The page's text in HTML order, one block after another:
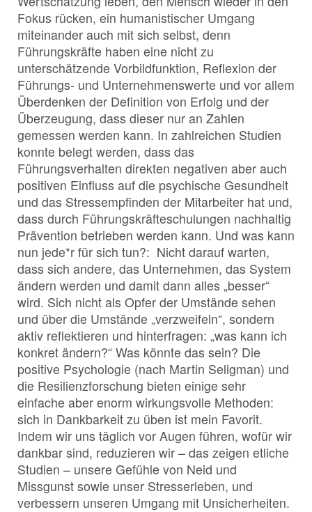
Fokus rücken, ein humanistischer Umgang
miteinander auch mit sich selbst, denn
Führungskräfte haben eine nicht zu
unterschätzende Vorbildfunktion, Reflexion der
Führungs- und Unternehmenswerte und vor allem
Überdenken der Definition von Erfolg und der
Überzeugung, dass dieser nur an Zahlen
gemessen werden kann. In zahlreichen Studien
konnte belegt werden, dass das
Führungsverhalten direkten negativen aber auch
positiven Einfluss auf die psychische Gesundheit
und das Stressempfinden der Mitarbeiter hat und,
dass durch Führungskräfteschulungen nachhaltig
Prävention betrieben werden kann. Und was kann
nun jede*r für sich tun?: Nicht darauf warten,
dass sich andere, das Unternehmen, das System
ändern werden und damit dann alles „besser“
wird. Sich nicht als Opfer der Umstände sehen
und über die Umstände „verzweifeln“, sondern
aktiv reflektieren und hinterfragen: „was kann ich
konkret ändern?“ Was könnte das sein? Die
positive Psychologie (nach Martin Seligman) und
die Resilienzforschung bieten einige sehr
einfache aber enorm wirkungsvolle Methoden:
sich in Dankbarkeit zu üben ist mein Favorit.
Indem wir uns täglich vor Augen führen, wofür wir
dankbar sind, reduzieren wir – das zeigen etliche
Studien – unsere Gefühle von Neid und
Missgunst sowie unser Stresserleben, und
verbessern unseren Umgang mit Unsicherheiten.